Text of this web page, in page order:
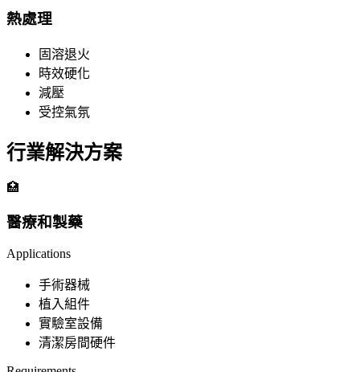
熱處理
固溶退火
時效硬化
減壓
受控氣氛
行業解決方案
🏥
醫療和製藥
Applications
手術器械
植入組件
實驗室設備
清潔房間硬件